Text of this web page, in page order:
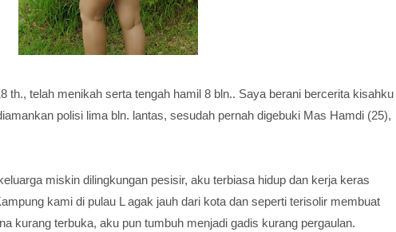
th., telah menikah serta tengah hamil 8 bln.. Saya berani bercerita kisahku
polisi lima bln. lantas, sesudah pernah digebuki Mas Hamdi (25),
miskin dilingkungan pesisir, aku terbiasa hidup dan kerja keras
kami di pulau L agak jauh dari kota dan seperti terisolir membuat
kurang terbuka, aku pun tumbuh menjadi gadis kurang pergaulan.